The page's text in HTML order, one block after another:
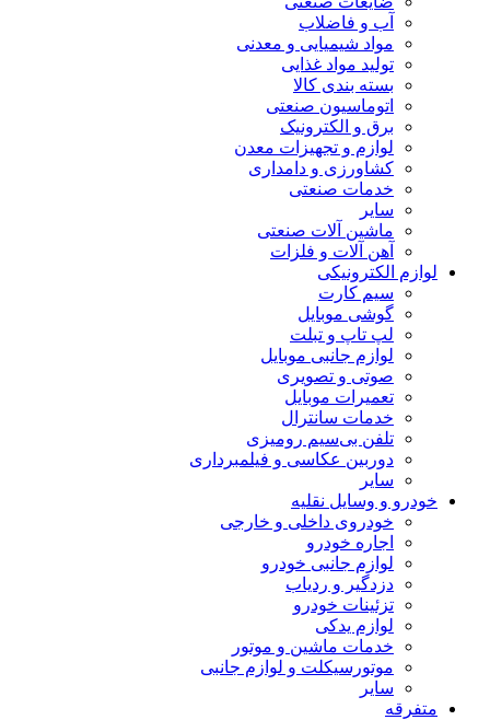
آب و فاضلاب
مواد شیمیایی و معدنی
تولید مواد غذایی
بسته بندی کالا
اتوماسیون صنعتی
برق و الکترونیک
لوازم و تجهیزات معدن
کشاورزی و دامداری
خدمات صنعتی
سایر
ماشین آلات صنعتی
آهن آلات و فلزات
لوازم الکترونیکی
سیم کارت
گوشی موبایل
لپ تاپ و تبلت
لوازم جانبی موبایل
صوتی و تصویری
تعمیرات موبایل
خدمات سانترال
تلفن بی‌سیم رومیزی
دوربین عکاسی و فیلمبرداری
سایر
خودرو و وسایل نقلیه
خودروی داخلی و خارجی
اجاره خودرو
لوازم جانبی خودرو
دزدگیر و ردیاب
تزئینات خودرو
لوازم یدکی
خدمات ماشین و موتور
موتورسیکلت و لوازم جانبی
سایر
متفرقه